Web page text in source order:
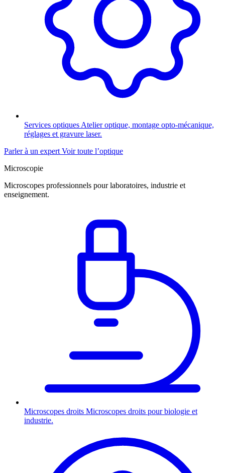
Services optiques Atelier optique, montage opto-mécanique,
réglages et gravure laser.
Parler à un expert Voir toute l’optique
Microscopie
Microscopes professionnels pour laboratoires, industrie et
enseignement.
Microscopes droits Microscopes droits pour biologie et
industrie.